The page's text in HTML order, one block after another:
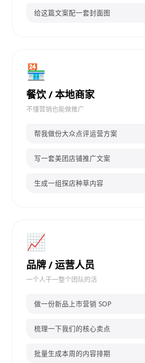
给这篇文案配一套封面图
🏪
餐饮 / 本地商家
不懂营销也能做推广
帮我做份大众点评运营方案
写一套美团店铺推广文案
生成一组探店种草内容
📈
品牌 / 运营人员
一个人干一整个团队的活
做一份新品上市营销 SOP
梳理一下我们的核心卖点
批量生成本周的内容排期